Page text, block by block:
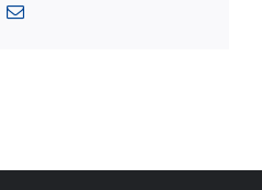
Email